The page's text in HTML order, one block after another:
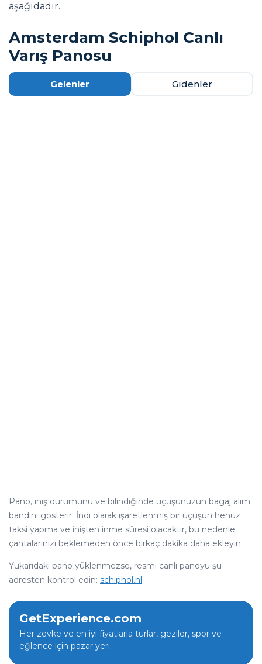
aşağıdadır.
Amsterdam Schiphol Canlı
Varış Panosu
Gelenler Gidenler
Pano, iniş durumunu ve bilindiğinde uçuşunuzun bagaj alım
bandını gösterir. İndi olarak işaretlenmiş bir uçuşun henüz
taksi yapma ve inişten inme süresi olacaktır, bu nedenle
çantalarınızı beklemeden önce birkaç dakika daha ekleyin.
Yukarıdaki pano yüklenmezse, resmi canlı panoyu şu
adresten kontrol edin: schiphol.nl
GetExperience.com
Her zevke ve en iyi fiyatlarla turlar, geziler, spor ve
eğlence için pazar yeri.